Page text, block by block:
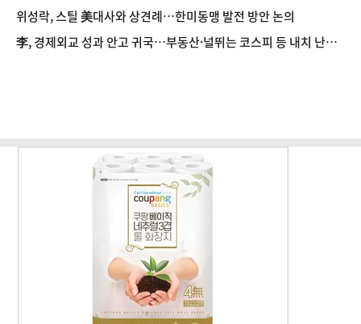
위성락, 스틸 美대사와 상견례…한미동맹 발전 방안 논의
李, 경제외교 성과 안고 귀국…부동산·널뛰는 코스피 등 내치 난제